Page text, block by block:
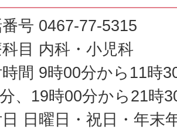
号 0467-77-5315
目 内科・小児科
間 9時00分から11時
、19時00分から21時
日曜日・祝日・年末